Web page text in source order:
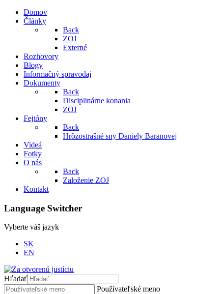
Domov
Články
Back
ZOJ
Externé
Rozhovory
Blogy
Informačný spravodaj
Dokumenty
Back
Disciplinárne konania
ZOJ
Fejtóny
Back
Hrôzostrašné sny Daniely Baranovej
Videá
Fotky
O nás
Back
Založenie ZOJ
Kontakt
Language Switcher
Vyberte váš jazyk
SK
EN
Hľadať
Používateľské meno